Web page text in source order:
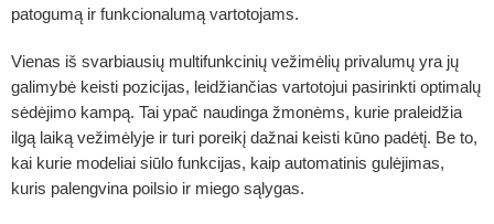
patogumą ir funkcionalumą vartotojams.
Vienas iš svarbiausių multifunkcinių vežimėlių privalumų yra jų
galimybė keisti pozicijas, leidžiančias vartotojui pasirinkti optimalų
sėdėjimo kampą. Tai ypač naudinga žmonėms, kurie praleidžia
ilgą laiką vežimėlyje ir turi poreikį dažnai keisti kūno padėtį. Be to,
kai kurie modeliai siūlo funkcijas, kaip automatinis gulėjimas,
kuris palengvina poilsio ir miego sąlygas.